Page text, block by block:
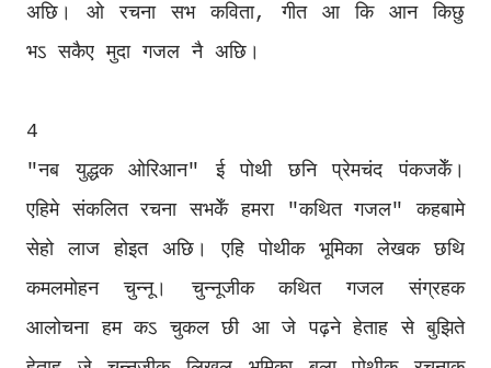
अछि। ओ रचना सभ कविता, गीत आ कि आन किछु
भऽ सकैए मुदा गजल नै अछि।
4
"नब युद्धक ओरिआन" ई पोथी छनि प्रेमचंद पंकजकेँ।
एहिमे संकलित रचना सभकेँ हमरा "कथित गजल" कहबामे
सेहो लाज होइत अछि। एहि पोथीक भूमिका लेखक छथि
कमलमोहन चुन्नू। चुन्नूजीक कथित गजल संग्रहक
आलोचना हम कऽ चुकल छी आ जे पढ़ने हेताह से बुझिते